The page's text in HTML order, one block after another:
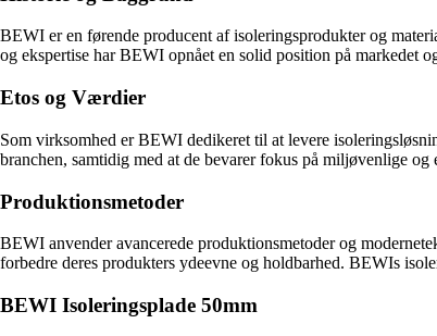
BEWI er en førende producent af isoleringsprodukter og
og ekspertise har BEWI opnået en solid position på markedet
Etos og Værdier
Som virksomhed er BEWI dedikeret til at levere
branchen, samtidig med at de bevarer fokus på miljøvenlige og
Produktionsmetoder
BEWI anvender avancerede produktionsmetoder og
forbedre deres produkters ydeevne og holdbarhed. BEWIs
BEWI Isoleringsplade 50mm